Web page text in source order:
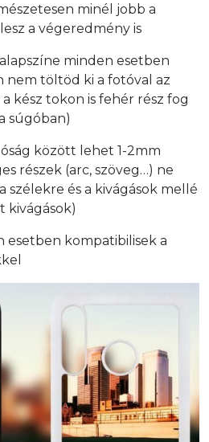
minél jobb a
a végeredmény is
minden esetben
nem töltöd ki a fotóval az
kész tokon is fehér rész fog
súgóban)
között lehet 1-2mm
részek (arc, szöveg…) ne
és a kivágások mellé
kivágások)
esetben kompatibilisek a